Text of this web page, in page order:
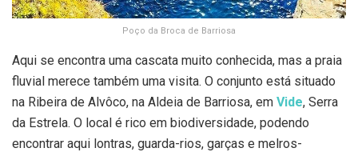
Poço da Broca de Barriosa
Aqui se encontra uma cascata muito conhecida, mas a praia
fluvial merece também uma visita. O conjunto está situado
na Ribeira de Alvôco, na Aldeia de Barriosa, em Vide, Serra
da Estrela. O local é rico em biodiversidade, podendo
encontrar aqui lontras, guarda-rios, garças e melros-